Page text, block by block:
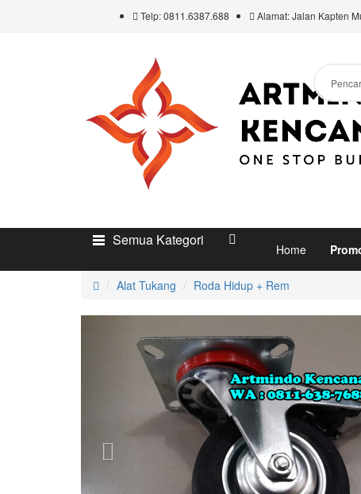
Telp: 0811.6387.688 Alamat: Jalan Kapten
Semua Kategori
Home
Alat Tukang Roda Hidup + Rem